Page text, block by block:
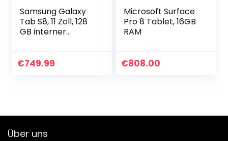
Samsung Galaxy
Tab S8, 11 Zoll, 128
GB interner
Tablet inklusive S
€749.99
Microsoft Surface
Pro 8 Tablet, 16GB
RAM
€808.00
Über uns